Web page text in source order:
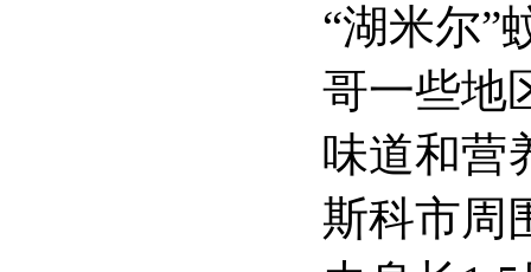
“湖米尔”
哥一些地
味道和营
斯科市周